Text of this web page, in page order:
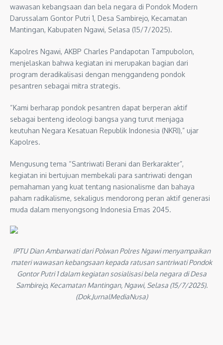
wawasan kebangsaan dan bela negara di Pondok Modern
Darussalam Gontor Putri 1, Desa Sambirejo, Kecamatan
Mantingan, Kabupaten Ngawi, Selasa (15/7/2025).
Kapolres Ngawi, AKBP Charles Pandapotan Tampubolon,
menjelaskan bahwa kegiatan ini merupakan bagian dari
program deradikalisasi dengan menggandeng pondok
pesantren sebagai mitra strategis.
“Kami berharap pondok pesantren dapat berperan aktif
sebagai benteng ideologi bangsa yang turut menjaga
keutuhan Negara Kesatuan Republik Indonesia (NKRI),” ujar
Kapolres.
Mengusung tema “Santriwati Berani dan Berkarakter”,
kegiatan ini bertujuan membekali para santriwati dengan
pemahaman yang kuat tentang nasionalisme dan bahaya
paham radikalisme, sekaligus mendorong peran aktif generasi
muda dalam menyongsong Indonesia Emas 2045.
IPTU Dian Ambarwati dari Polwan Polres Ngawi menyampaikan
materi wawasan kebangsaan kepada ratusan santriwati Pondok
Gontor Putri 1 dalam kegiatan sosialisasi bela negara di Desa
Sambirejo, Kecamatan Mantingan, Ngawi, Selasa (15/7/2025).
(Dok.JurnalMediaNusa)